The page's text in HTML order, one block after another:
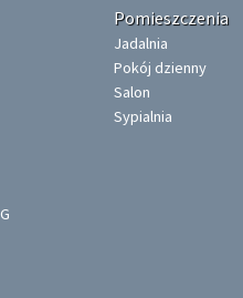
Pomieszczenia
Jadalnia
Pokój dzienny
Salon
Sypialnia